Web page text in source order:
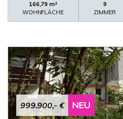
166,79 m²
WOHNFLÄCHE
9
ZIMMER
999.900,- € NEU